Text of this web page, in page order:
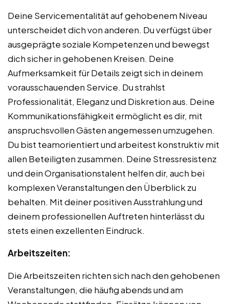
Deine Servicementalität auf gehobenem Niveau
unterscheidet dich von anderen. Du verfügst über
ausgeprägte soziale Kompetenzen und bewegst
dich sicher in gehobenen Kreisen. Deine
Aufmerksamkeit für Details zeigt sich in deinem
vorausschauenden Service. Du strahlst
Professionalität, Eleganz und Diskretion aus. Deine
Kommunikationsfähigkeit ermöglicht es dir, mit
anspruchsvollen Gästen angemessen umzugehen.
Du bist teamorientiert und arbeitest konstruktiv mit
allen Beteiligten zusammen. Deine Stressresistenz
und dein Organisationstalent helfen dir, auch bei
komplexen Veranstaltungen den Überblick zu
behalten. Mit deiner positiven Ausstrahlung und
deinem professionellen Auftreten hinterlässt du
stets einen exzellenten Eindruck.
Arbeitszeiten:
Die Arbeitszeiten richten sich nach den gehobenen
Veranstaltungen, die häufig abends und am